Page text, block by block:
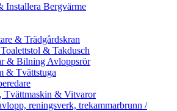
Installera Bergvärme
& Trädgårdskran
& Takdusch
& Bilning Avloppsrör
& Tvättstuga
Tvättmaskin & Vitvaror
reningsverk, trekammarbrunn /